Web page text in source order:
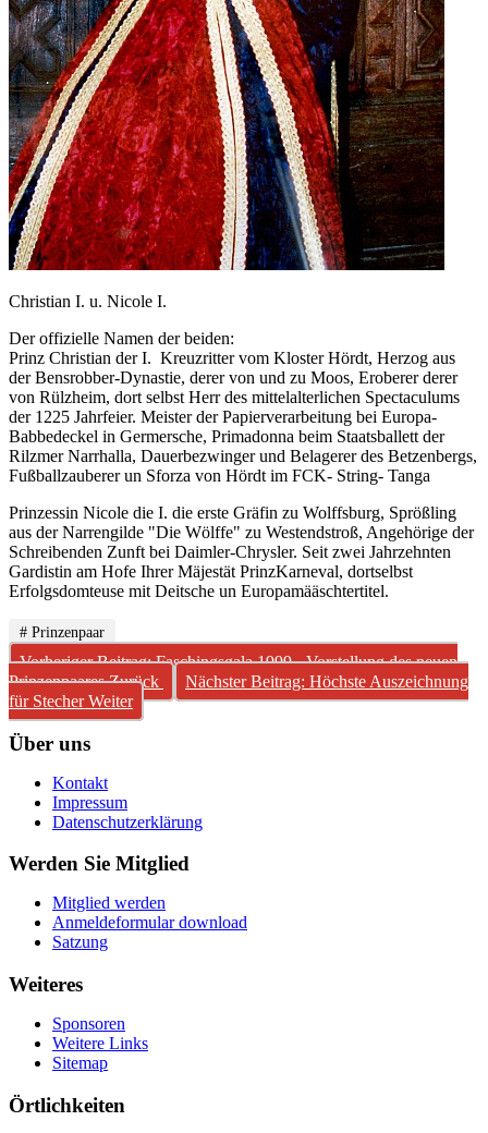
Christian I. u. Nicole I.
Der offizielle Namen der beiden:
Prinz Christian der I. Kreuzritter vom Kloster Hördt, Herzog aus
der Bensrobber-Dynastie, derer von und zu Moos, Eroberer derer
von Rülzheim, dort selbst Herr des mittelalterlichen Spectaculums
der 1225 Jahrfeier. Meister der Papierverarbeitung bei Europa-
Babbedeckel in Germersche, Primadonna beim Staatsballett der
Rilzmer Narrhalla, Dauerbezwinger und Belagerer des Betzenbergs,
Fußballzauberer un Sforza von Hördt im FCK- String- Tanga
Prinzessin Nicole die I. die erste Gräfin zu Wolffsburg, Sprößling
aus der Narrengilde "Die Wölffe" zu Westendstroß, Angehörige der
Schreibenden Zunft bei Daimler-Chrysler. Seit zwei Jahrzehnten
Gardistin am Hofe Ihrer Mäjestät PrinzKarneval, dortselbst
Erfolgsdomteuse mit Deitsche un Europamääschtertitel.
# Prinzenpaar
Vorheriger Beitrag: Faschingsgala 1999 - Vorstellung des neuen
PrinzenpaaresZurück
Nächster Beitrag: Höchste Auszeichnung
für StecherWeiter
Über uns
Kontakt
Impressum
Datenschutzerklärung
Werden Sie Mitglied
Mitglied werden
Anmeldeformular download
Satzung
Weiteres
Sponsoren
Weitere Links
Sitemap
Örtlichkeiten